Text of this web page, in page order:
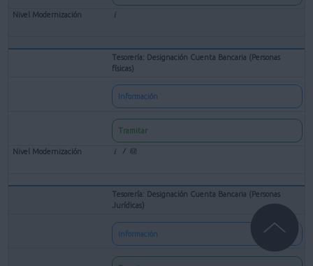
Tesorería: Designación Cuenta Bancaria (Personas
físicas)
Información
Tramitar
Tesorería: Designación Cuenta Bancaria (Personas
Jurídicas)
Información